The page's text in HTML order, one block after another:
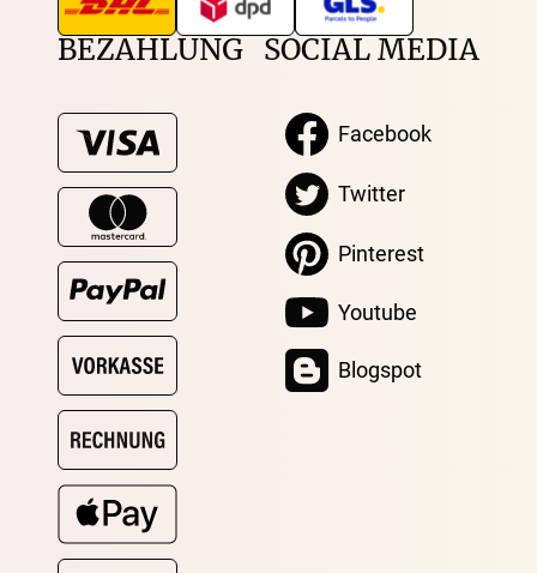
BEZAHLUNG SOCIAL MEDIA
Facebook
Twitter
Pinterest
Youtube
Blogspot